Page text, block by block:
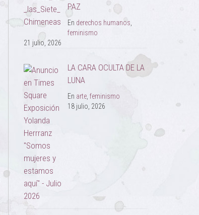
PAZ
En derechos humanos
feminismo
21 julio, 2026
LA CARA OCULTA DE LA
LUNA
En arte ,feminismo
18 julio, 2026